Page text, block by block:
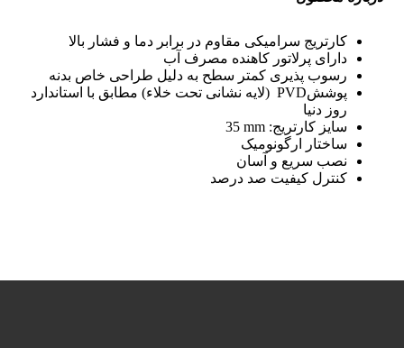
کارتریج سرامیکی مقاوم در برابر دما و فشار بالا
دارای پرلاتور کاهنده مصرف آب
رسوب پذیری کمتر سطح به دلیل طراحی خاص بدنه
پوشش PVD(لایه نشانی تحت خلاء) مطابق با استاندارد
روز دنیا
سایز کارتریج:mm
35
ساختار ارگونومیک
نصب سریع و آسان
کنترل کیفیت صد درصد